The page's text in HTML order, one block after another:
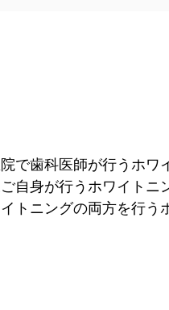
で歯科医師が行うホワ
自身が行うホワイトニ
トニングの両方を行う